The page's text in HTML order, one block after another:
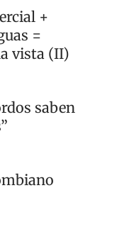
+
=
vista (II)
saben